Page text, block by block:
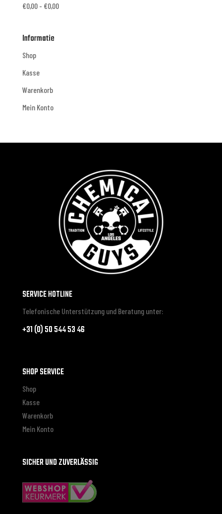
€0,00- €0,00
Informatie
Shop
Kasse
Warenkorb
Mein Konto
SERVICE HOTLINE
Telefonische Unterstützung und Beratung unter:
+31 (0) 50 544 53 46
SHOP SERVICE
Shop
Kasse
Warenkorb
Mein Konto
SICHER UND ZUVERLÄSSIG